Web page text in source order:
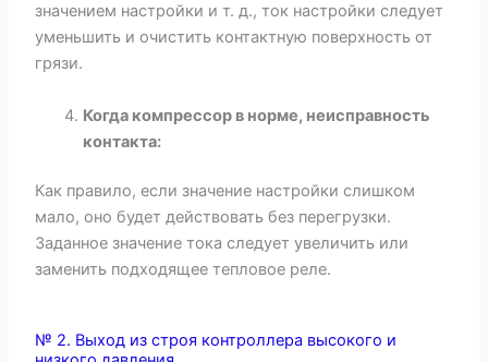
значением настройки и т. д., ток настройки следует
уменьшить и очистить контактную поверхность от
грязи.
Когда компрессор в норме, неисправность
контакта:
Как правило, если значение настройки слишком
мало, оно будет действовать без перегрузки.
Заданное значение тока следует увеличить или
заменить подходящее тепловое реле.
№ 2. Выход из строя контроллера высокого и